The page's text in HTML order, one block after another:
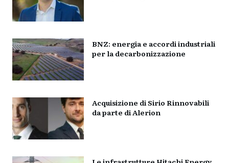
BNZ: energia e accordi industriali
per la decarbonizzazione
Acquisizione di Sirio Rinnovabili
da parte di Alerion